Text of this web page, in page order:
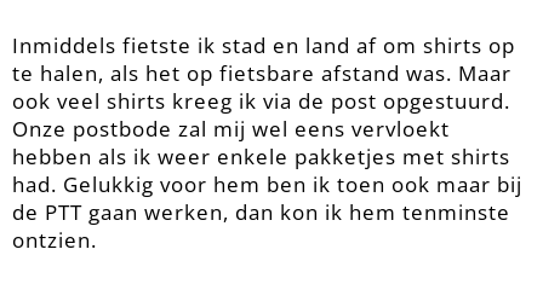
Inmiddels fietste ik stad en land af om shirts op
te halen, als het op fietsbare afstand was. Maar
ook veel shirts kreeg ik via de post opgestuurd.
Onze postbode zal mij wel eens vervloekt
hebben als ik weer enkele pakketjes met shirts
had. Gelukkig voor hem ben ik toen ook maar bij
de PTT gaan werken, dan kon ik hem tenminste
ontzien.